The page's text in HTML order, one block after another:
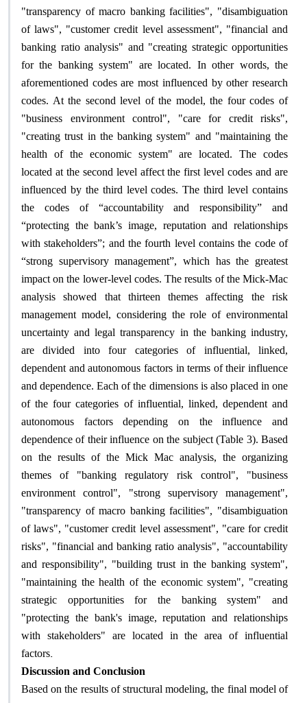
"transparency of macro banking facilities", "disambiguation
of laws", "customer credit level assessment", "financial and
banking ratio analysis" and "creating strategic opportunities
for the banking system" are located. In other words, the
aforementioned codes are most influenced by other research
codes. At the second level of the model, the four codes of
"business environment control", "care for credit risks",
"creating trust in the banking system" and "maintaining the
health of the economic system" are located. The codes
located at the second level affect the first level codes and are
influenced by the third level codes. The third level contains
the codes of “accountability and responsibility” and
“protecting the bank’s image, reputation and relationships
with stakeholders”; and the fourth level contains the code of
“strong supervisory management”, which has the greatest
impact on the lower-level codes. The results of the Mick-Mac
analysis showed that thirteen themes affecting the risk
management model, considering the role of environmental
uncertainty and legal transparency in the banking industry,
are divided into four categories of influential, linked,
dependent and autonomous factors in terms of their influence
and dependence. Each of the dimensions is also placed in one
of the four categories of influential, linked, dependent and
autonomous factors depending on the influence and
dependence of their influence on the subject (Table 3). Based
on the results of the Mick Mac analysis, the organizing
themes of "banking regulatory risk control", "business
environment control", "strong supervisory management",
"transparency of macro banking facilities", "disambiguation
of laws", "customer credit level assessment", "care for credit
risks", "financial and banking ratio analysis", "accountability
and responsibility", "building trust in the banking system",
"maintaining the health of the economic system", "creating
strategic opportunities for the banking system" and
"protecting the bank's image, reputation and relationships
with stakeholders" are located in the area of ​​influential
factors.
Discussion and Conclusion
Based on the results of structural modeling, the final model of